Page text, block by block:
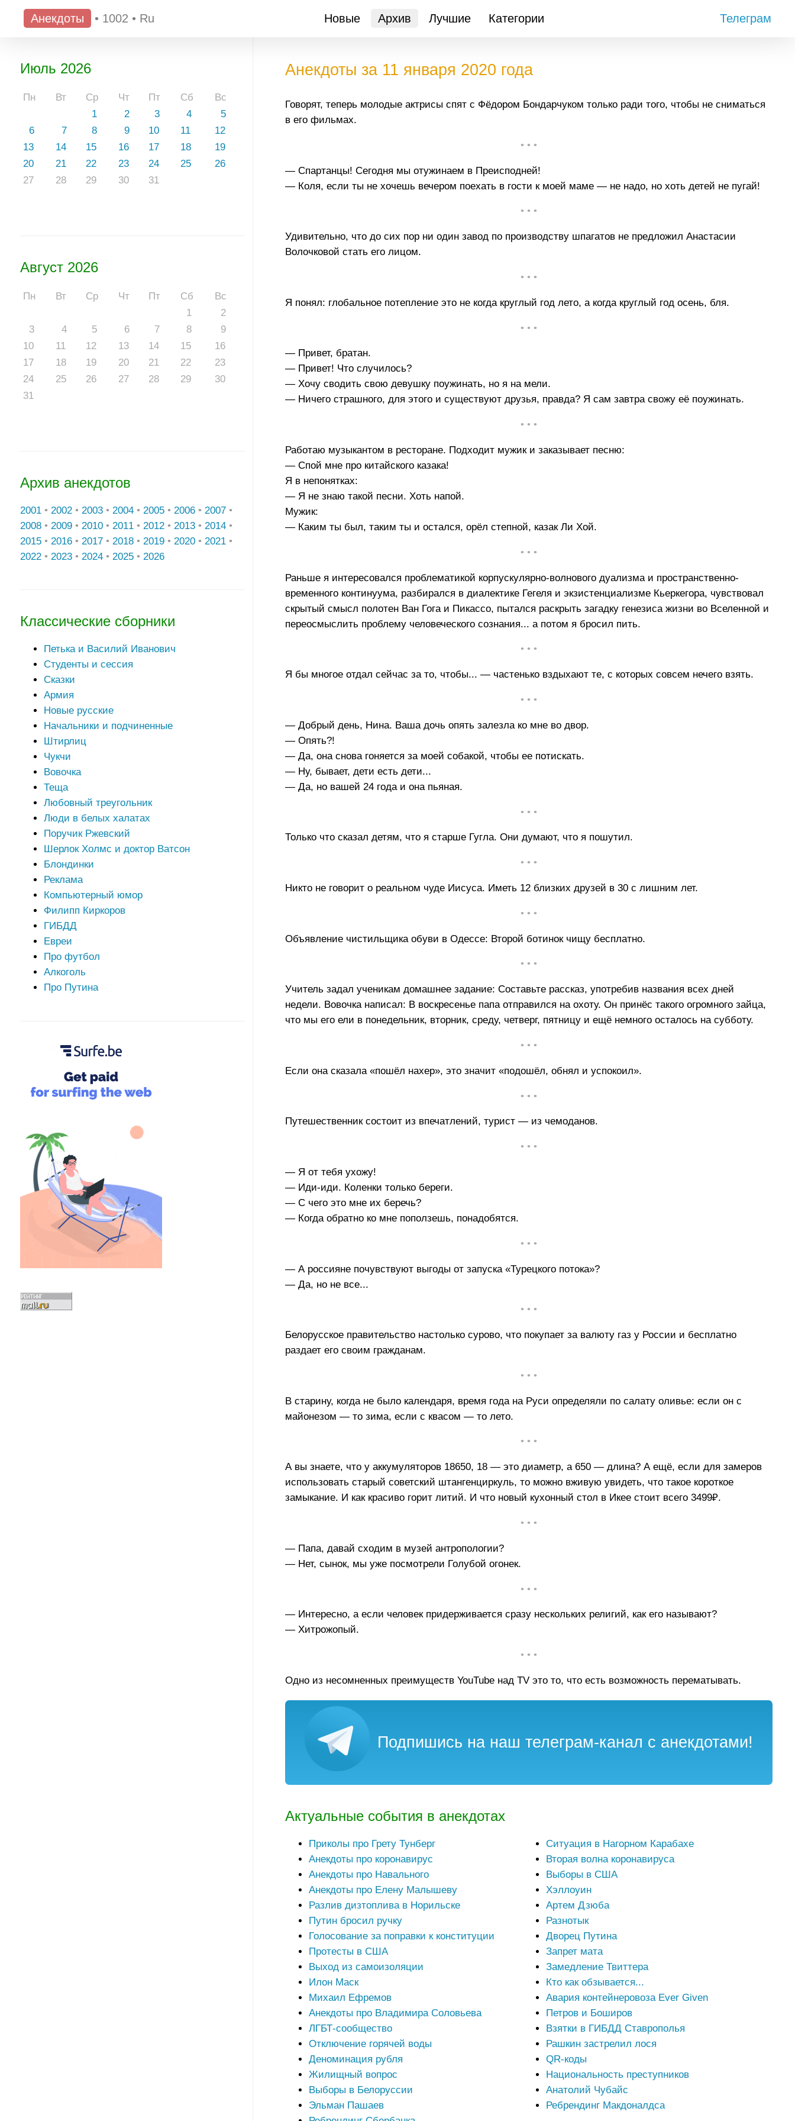
Анекдоты • 1002 • Ru Новые Архив Лучшие Категории Телеграм
Июль 2026
Пн Вт Ср Чт Пт Сб
Вс
1
2 3 4
5
6
7 8 9 10 11
12
13
14 15 16 17 18
19
20
21 22 23 24 25
26
27
28 29 30 31
Август 2026
Пн Вт Ср Чт Пт Сб
Вс
1
2
3
4 5 6 7 8
9
10
11 12 13 14 15
16
17
18 19 20 21 22
23
24
25 26 27 28 29
30
31
Архив анекдотов
2001 • 2002 • 2003 • 2004 • 2005 • 2006 • 2007 •
2008 • 2009 • 2010 • 2011 • 2012 • 2013 • 2014 •
2015 • 2016 • 2017 • 2018 • 2019 • 2020 • 2021 •
2022 • 2023 • 2024 • 2025 • 2026
Классические сборники
Петька и Василий Иванович
Студенты и сессия
Сказки
Армия
Новые русские
Начальники и подчиненные
Штирлиц
Чукчи
Вовочка
Теща
Любовный треугольник
Люди в белых халатах
Поручик Ржевский
Шерлок Холмс и доктор Ватсон
Блондинки
Реклама
Компьютерный юмор
Филипп Киркоров
ГИБДД
Евреи
Про футбол
Алкоголь
Про Путина
Анекдоты за 11 января 2020 года
Говорят, теперь молодые актрисы спят с Фёдором Бондарчуком только ради того, чтобы не сниматься
в его фильмах.
• • •
— Спартанцы! Сегодня мы отужинаем в Преисподней!
— Коля, если ты не хочешь вечером поехать в гости к моей маме — не надо, но хоть детей не пугай!
• • •
Удивительно, что до сих пор ни один завод по производству шпагатов не предложил Анастасии
Волочковой стать его лицом.
• • •
Я понял: глобальное потепление это не когда круглый год лето, а когда круглый год осень, бля.
• • •
— Привет, братан.
— Привет! Что случилось?
— Хочу сводить свою девушку поужинать, но я на мели.
— Ничего страшного, для этого и существуют друзья, правда? Я сам завтра свожу её поужинать.
• • •
Работаю музыкантом в ресторане. Подходит мужик и заказывает песню:
— Спой мне про китайского казака!
Я в непонятках:
— Я не знаю такой песни. Хоть напой.
Мужик:
— Каким ты был, таким ты и остался, орёл степной, казак Ли Хой.
• • •
Раньше я интересовался проблематикой корпускулярно-волнового дуализма и пространственно-
временного континуума, разбирался в диалектике Гегеля и экзистенциализме Кьеркегора, чувствовал
скрытый смысл полотен Ван Гога и Пикассо, пытался раскрыть загадку генезиса жизни во Вселенной и
переосмыслить проблему человеческого сознания... а потом я бросил пить.
• • •
Я бы многое отдал сейчас за то, чтобы... — частенько вздыхают те, с которых совсем нечего взять.
• • •
— Добрый день, Нина. Ваша дочь опять залезла ко мне во двор.
— Опять?!
— Да, она снова гоняется за моей собакой, чтобы ее потискать.
— Ну, бывает, дети есть дети...
— Да, но вашей 24 года и она пьяная.
• • •
Только что сказал детям, что я старше Гугла. Они думают, что я пошутил.
• • •
Никто не говорит о реальном чуде Иисуса. Иметь 12 близких друзей в 30 с лишним лет.
• • •
Объявление чистильщика обуви в Одессе: Второй ботинок чищу бесплатно.
• • •
Учитель задал ученикам домашнее задание: Составьте рассказ, употребив названия всех дней
недели. Вовочка написал: В воскресенье папа отправился на охоту. Он принёс такого огромного зайца,
что мы его ели в понедельник, вторник, среду, четверг, пятницу и ещё немного осталось на субботу.
• • •
Если она сказала «пошёл нахер», это значит «подошёл, обнял и успокоил».
• • •
Путешественник состоит из впечатлений, турист — из чемоданов.
• • •
— Я от тебя ухожу!
— Иди-иди. Коленки только береги.
— С чего это мне их беречь?
— Когда обратно ко мне поползешь, понадобятся.
• • •
— А россияне почувствуют выгоды от запуска «Турецкого потока»?
— Да, но не все...
• • •
Белорусское правительство настолько сурово, что покупает за валюту газ у России и бесплатно
раздает его своим гражданам.
• • •
В старину, когда не было календаря, время года на Руси определяли по салату оливье: если он с
майонезом — то зима, если с квасом — то лето.
• • •
А вы знаете, что у аккумуляторов 18650, 18 — это диаметр, а 650 — длина? А ещё, если для замеров
использовать старый советский штангенциркуль, то можно вживую увидеть, что такое короткое
замыкание. И как красиво горит литий. И что новый кухонный стол в Икее стоит всего 3499₽.
• • •
— Папа, давай сходим в музей антропологии?
— Нет, сынок, мы уже посмотрели Голубой огонек.
• • •
— Интересно, а если человек придерживается сразу нескольких религий, как его называют?
— Хитрожопый.
• • •
Одно из несомненных преимуществ YouTube над TV это то, что есть возможность перематывать.
Подпишись на наш телеграм-канал с анекдотами!
Актуальные события в анекдотах
Приколы про Грету Тунберг
Анекдоты про коронавирус
Анекдоты про Навального
Анекдоты про Елену Малышеву
Разлив дизтоплива в Норильске
Путин бросил ручку
Голосование за поправки к конституции
Протесты в США
Выход из самоизоляции
Илон Маск
Михаил Ефремов
Анекдоты про Владимира Соловьева
ЛГБТ-сообщество
Отключение горячей воды
Деноминация рубля
Жилищный вопрос
Выборы в Белоруссии
Эльман Пашаев
Ситуация в Нагорном Карабахе
Вторая волна коронавируса
Выборы в США
Хэллоуин
Артем Дзюба
Разнотык
Дворец Путина
Запрет мата
Замедление Твиттера
Кто как обзывается...
Авария контейнеровоза Ever Given
Петров и Боширов
Взятки в ГИБДД Ставрополья
Рашкин застрелил лося
QR-коды
Национальность преступников
Анатолий Чубайс
Ребрендинг Макдоналдса